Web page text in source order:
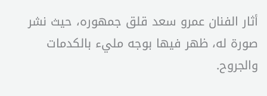
أثار الفنان عمرو سعد قلق جمهوره، حيث نشر
صورة له، ظهر فيها بوجه مليء بالكدمات
والجروح.